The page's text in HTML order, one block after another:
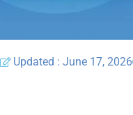
Updated : June 17, 2026